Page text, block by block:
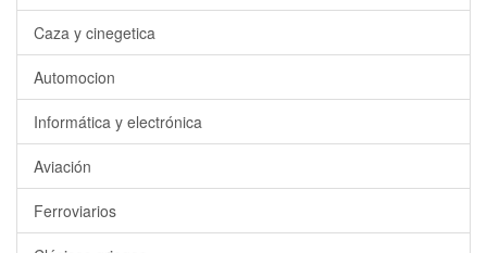
Caza y cinegetica
Automocion
Informática y electrónica
Aviación
Ferroviarios